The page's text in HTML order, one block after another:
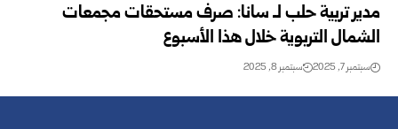
مدير تربية حلب لـ سانا: صرف مستحقات مجمعات
الشمال التربوية خلال هذا الأسبوع
سبتمبر 7, 2025 سبتمبر 8, 2025